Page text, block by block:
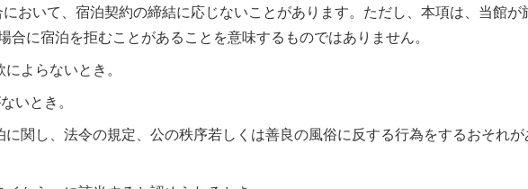
おいて、宿泊契約の締結に応じないことがあります。ただし、本項は、当館が
に宿泊を拒むことがあることを意味するものではありません。
よらないとき。
いとき。
関し、法令の規定、公の秩序若しくは善良の風俗に反する行為をするおそれが